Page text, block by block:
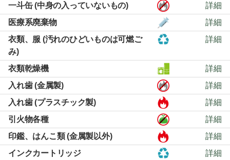
一斗缶 (中身の入っていないもの)
詳細
医療系廃棄物
詳細
衣類、服 (汚れのひどいものは可燃ご
み)
詳細
衣類乾燥機
詳細
入れ歯 (金属製)
詳細
入れ歯 (プラスチック製)
詳細
引火物各種
詳細
印鑑、はんこ類 (金属製以外)
詳細
インクカートリッジ
詳細